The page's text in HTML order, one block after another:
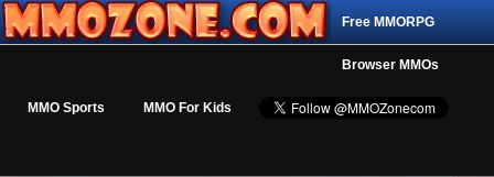
Free MMORPG
Browser MMOs
MMO Sports MMO For Kids